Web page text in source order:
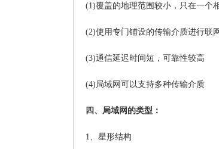
(1)覆盖的地理范围较小，只在一个
(2)使用专门铺设的传输介质进行联
(3)通信延迟时间短，可靠性较高
(4)局域网可以支持多种传输介质
四、局域网的类型：
1、星形结构